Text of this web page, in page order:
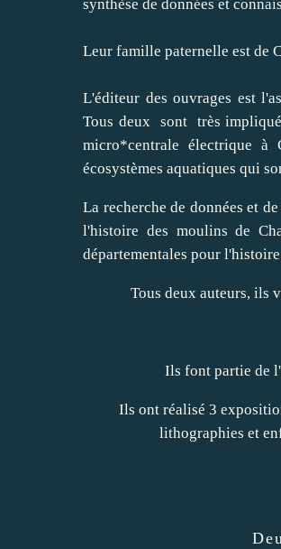
synthèse de données et
Leur famille paternelle est de
L'éditeur des ouvrages est
Tous deux sont très
micro*centrale électrique
écosystèmes aquatiques qui
La recherche de données et
l'histoire des moulins de
départementales pour
Tous deux auteurs, ils
Ils font partie de
Ils ont réalisé 3
lithographies et